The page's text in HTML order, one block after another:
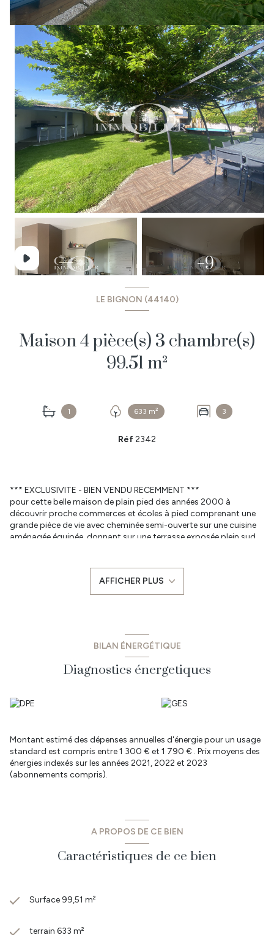
+9
LE BIGNON (44140)
Maison 4 pièce(s) 3 chambre(s)
99.51 m²
1 633 m² 3
Réf2342
*** EXCLUSIVITE - BIEN VENDU RECEMMENT ***
pour cette belle maison de plain pied des années 2000 à
découvrir proche commerces et écoles à pied comprenant une
grande pièce de vie avec cheminée semi-ouverte sur une cuisine
aménagée équipée, donnant sur une terrasse exposée plein sud
Deux grands garages attenants (33 m² et 55 m²) ainsi qu'une
cuisine d'été et une piscine semi enterrée viennent compléter
cette maison familiale.
la charge de l'acquéreur
sont disponibles sur le site Géorisques : www.georisques.gouv.fr
disponibles sur le site
AFFICHER PLUS
BILAN ÉNERGÉTIQUE
Diagnostics énergetiques
Montant estimé des dépenses annuelles d'énergie pour un usage
standard est compris entre 1 300 € et 1 790 € . Prix moyens des
énergies indexés sur les années 2021, 2022 et 2023
(abonnements compris).
A PROPOS DE CE BIEN
Caractéristiques de ce bien
Surface 99,51 m²
terrain 633 m²